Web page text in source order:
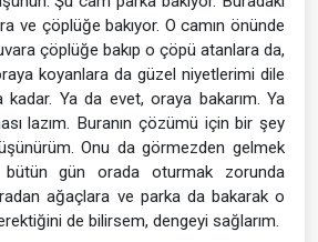
ve çöplüğe bakıyor. O camın önünde
çöplüğe bakıp o çöpü atanlara da,
koyanlara da güzel niyetlerimi dile
Ya da evet, oraya bakarım. Ya
lazım. Buranın çözümü için bir şey
Onu da görmezden gelmek
gün orada oturmak zorunda
ağaçlara ve parka da bakarak o
de bilirsem, dengeyi sağlarım.